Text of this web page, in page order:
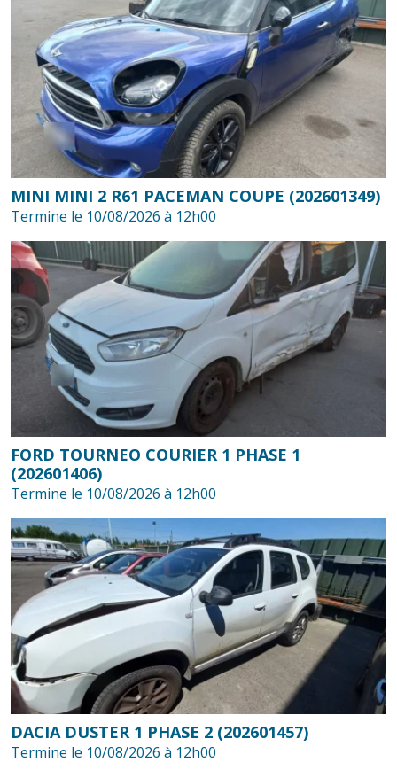
MINI MINI 2 R61 PACEMAN COUPE (202601349)
Termine le 10/08/2026 à 12h00
FORD TOURNEO COURIER 1 PHASE 1
(202601406)
Termine le 10/08/2026 à 12h00
DACIA DUSTER 1 PHASE 2 (202601457)
Termine le 10/08/2026 à 12h00